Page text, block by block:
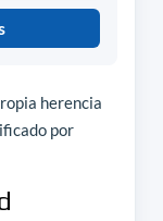
herencia
por